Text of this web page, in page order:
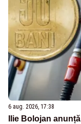
6 aug. 2026, 17:38
Ilie Bolojan